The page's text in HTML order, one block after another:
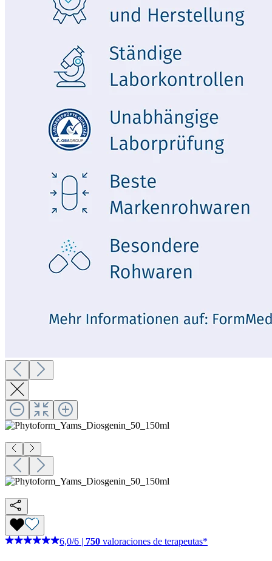
6,0/6 750 valoraciones de terapeutas*